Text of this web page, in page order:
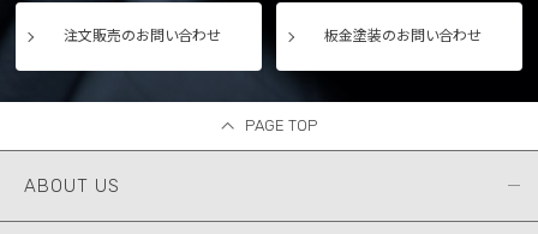
注文販売のお問い合わせ 板金塗装のお問い合わせ
PAGE TOP
ABOUT US